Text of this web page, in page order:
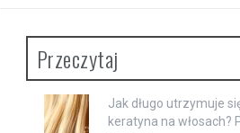
Przeczytaj
Jak długo utrzymuje
keratyna na włosach?